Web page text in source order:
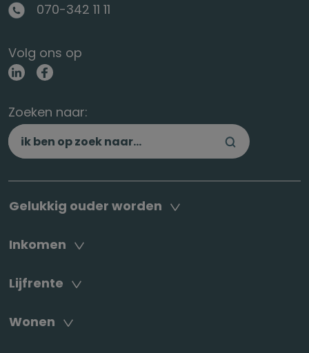
070-342 11 11
Volg ons op
Zoeken naar:
Gelukkig ouder worden
Inkomen
Lijfrente
Wonen